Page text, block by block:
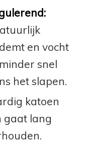
en vocht
snel
het slapen.
katoen
gaat lang